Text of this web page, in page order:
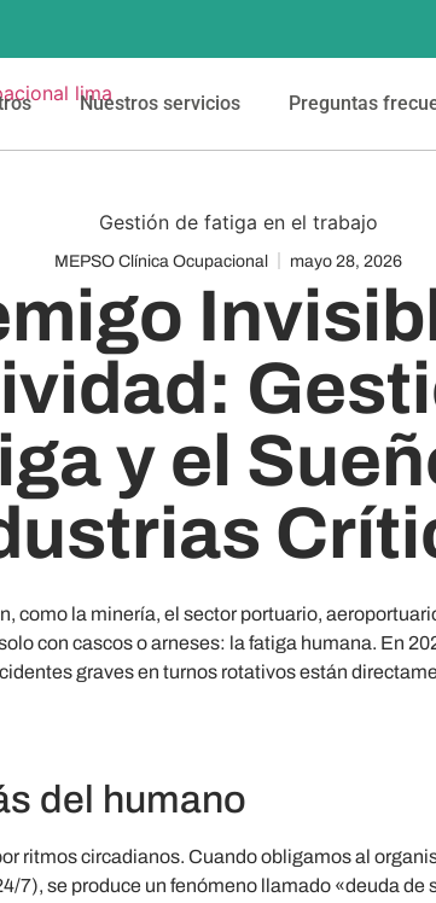
Nuestros servicios Preguntas
MEPSO Clínica Ocupacional mayo 28, 2026
y el
como la minería, el sector portuario,
con cascos o arneses: la fatiga humana. En
graves en turnos rotativos están
del humano
ritmos circadianos. Cuando obligamos al
7), se produce un fenómeno llamado «deuda de